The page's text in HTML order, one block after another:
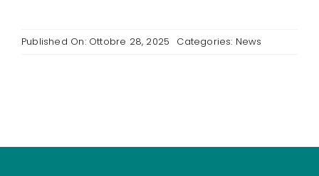
Published On: Ottobre 28, 2025 Categories: News